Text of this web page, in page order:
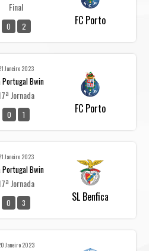
Final
0 2 FC Porto
Janeiro 2023
Portugal Bwin
Jornada
0 1 FC Porto
Janeiro 2023
Portugal Bwin
Jornada
0 3 SL Benfica
Janeiro 2023